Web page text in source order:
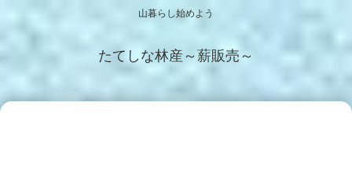
山暮らし始めよう
たてしな林産～薪販売～